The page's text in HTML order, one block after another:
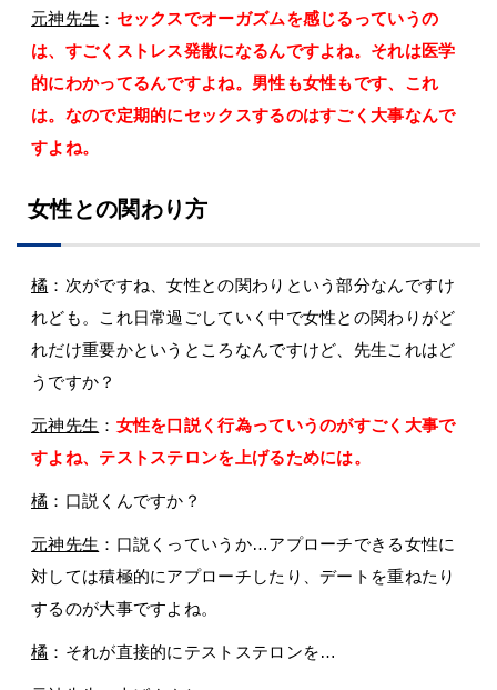
元神先生 ： セックスでオーガズムを感じるっていうの
は、すごくストレス発散になるんですよね。それは医学
的にわかってるんですよね。男性も女性もです、これ
は。なので定期的にセックスするのはすごく大事なんで
すよね。
女性との関わり方
橘 ：次がですね、女性との関わりという部分なんですけ
れども。これ日常過ごしていく中で女性との関わりがど
れだけ重要かというところなんですけど、先生これはど
うですか？
元神先生 ： 女性を口説く行為っていうのがすごく大事で
すよね、テストステロンを上げるためには。
橘 ：口説くんですか？
元神先生 ：口説くっていうか…アプローチできる女性に
対しては積極的にアプローチしたり、デートを重ねたり
するのが大事ですよね。
橘 ：それが直接的にテストステロンを…